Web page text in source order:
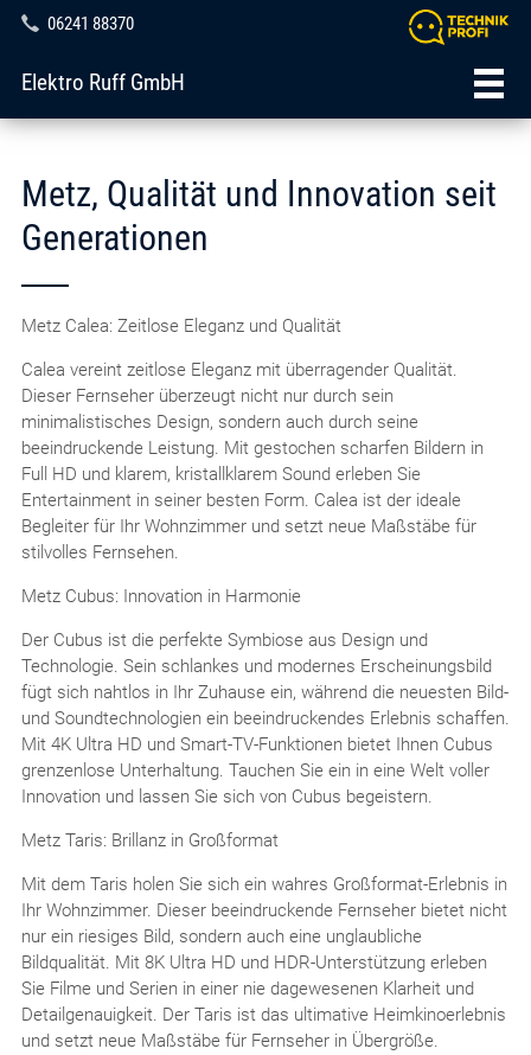
06241 88370
Elektro Ruff GmbH
Metz, Qualität und Innovation seit
Generationen
Metz Calea: Zeitlose Eleganz und Qualität
Calea vereint zeitlose Eleganz mit überragender Qualität.
Dieser Fernseher überzeugt nicht nur durch sein
minimalistisches Design, sondern auch durch seine
beeindruckende Leistung. Mit gestochen scharfen Bildern in
Full HD und klarem, kristallklarem Sound erleben Sie
Entertainment in seiner besten Form. Calea ist der ideale
Begleiter für Ihr Wohnzimmer und setzt neue Maßstäbe für
stilvolles Fernsehen.
Metz Cubus: Innovation in Harmonie
Der Cubus ist die perfekte Symbiose aus Design und
Technologie. Sein schlankes und modernes Erscheinungsbild
fügt sich nahtlos in Ihr Zuhause ein, während die neuesten Bild-
und Soundtechnologien ein beeindruckendes Erlebnis schaffen.
Mit 4K Ultra HD und Smart-TV-Funktionen bietet Ihnen Cubus
grenzenlose Unterhaltung. Tauchen Sie ein in eine Welt voller
Innovation und lassen Sie sich von Cubus begeistern.
Metz Taris: Brillanz in Großformat
Mit dem Taris holen Sie sich ein wahres Großformat-Erlebnis in
Ihr Wohnzimmer. Dieser beeindruckende Fernseher bietet nicht
nur ein riesiges Bild, sondern auch eine unglaubliche
Bildqualität. Mit 8K Ultra HD und HDR-Unterstützung erleben
Sie Filme und Serien in einer nie dagewesenen Klarheit und
Detailgenauigkeit. Der Taris ist das ultimative Heimkinoerlebnis
und setzt neue Maßstäbe für Fernseher in Übergröße.